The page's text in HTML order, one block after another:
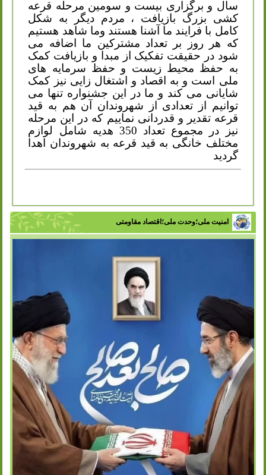
سال و برگزاری بیست و سومین مرحله قرعه
کشی بزرگ بازیافت ، مردم دیگر به شکل
کامل با فرایند ما آشنا هستند وما شاهد هستیم
که هر روز بر تعداد مشترکین ما اضافه می
شود در حقیقت تفکیک از مبدا و بازیافت کمک
به حفظ محیط زیست و حفظ سرمایه های
ملی است و به اقصاد و اشتغال زایی نیز کمک
شایانی می کند و ما در این جشنواره تنها می
توانیم از تعدادی از شهروندان آن هم به قید
قرعه تقدیر و قدردانی نماییم که در این مرحله
نیز در مجموع تعداد 350 هدیه شامل لوازم
مختلف خانگی به قید قرعه به شهروندان اهدا
گردید
امنیت ملی؛وحدت ملی؛اقتصاد مقاومتی